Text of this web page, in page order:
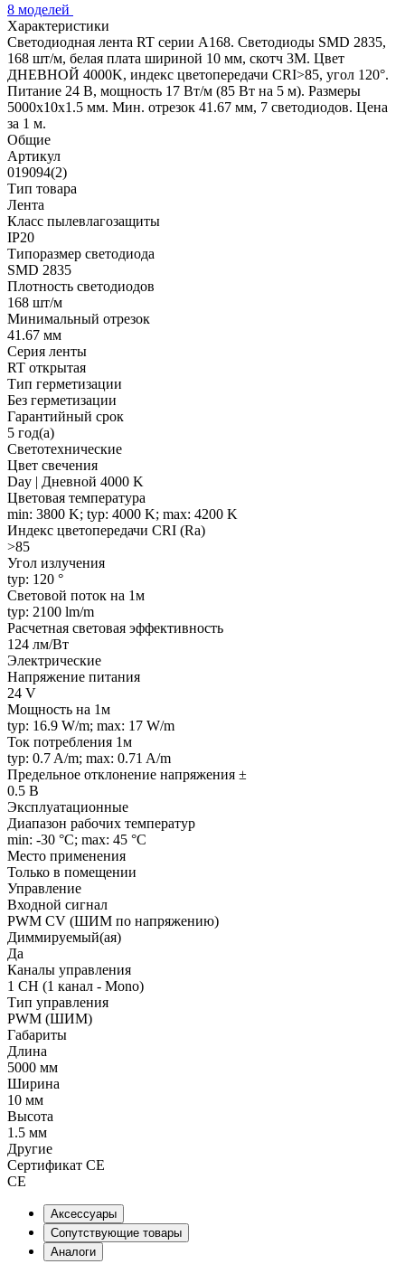
8 моделей
Характеристики
Светодиодная лента RT серии A168. Светодиоды SMD 2835,
168 шт/м, белая плата шириной 10 мм, скотч 3M. Цвет
ДНЕВНОЙ 4000K, индекс цветопередачи CRI>85, угол 120°.
Питание 24 В, мощность 17 Вт/м (85 Вт на 5 м). Размеры
5000x10x1.5 мм. Мин. отрезок 41.67 мм, 7 светодиодов. Цена
за 1 м.
Общие
Артикул
019094(2)
Тип товара
Лента
Класс пылевлагозащиты
IP20
Типоразмер светодиода
SMD 2835
Плотность светодиодов
168 шт/м
Минимальный отрезок
41.67 мм
Серия ленты
RT открытая
Тип герметизации
Без герметизации
Гарантийный срок
5 год(а)
Светотехнические
Цвет свечения
Day | Дневной 4000 K
Цветовая температура
min: 3800 K; typ: 4000 K; max: 4200 K
Индекс цветопередачи CRI (Ra)
>85
Угол излучения
typ: 120 °
Световой поток на 1м
typ: 2100 lm/m
Расчетная световая эффективность
124 лм/Вт
Электрические
Напряжение питания
24 V
Мощность на 1м
typ: 16.9 W/m; max: 17 W/m
Ток потребления 1м
typ: 0.7 A/m; max: 0.71 A/m
Предельное отклонение напряжения ±
0.5 В
Эксплуатационные
Диапазон рабочих температур
min: -30 °C; max: 45 °C
Место применения
Только в помещении
Управление
Входной сигнал
PWM СV (ШИМ по напряжению)
Диммируемый(ая)
Да
Каналы управления
1 CH (1 канал - Mono)
Тип управления
PWM (ШИМ)
Габариты
Длина
5000 мм
Ширина
10 мм
Высота
1.5 мм
Другие
Сертификат CE
CE
Аксессуары
Сопутствующие товары
Аналоги